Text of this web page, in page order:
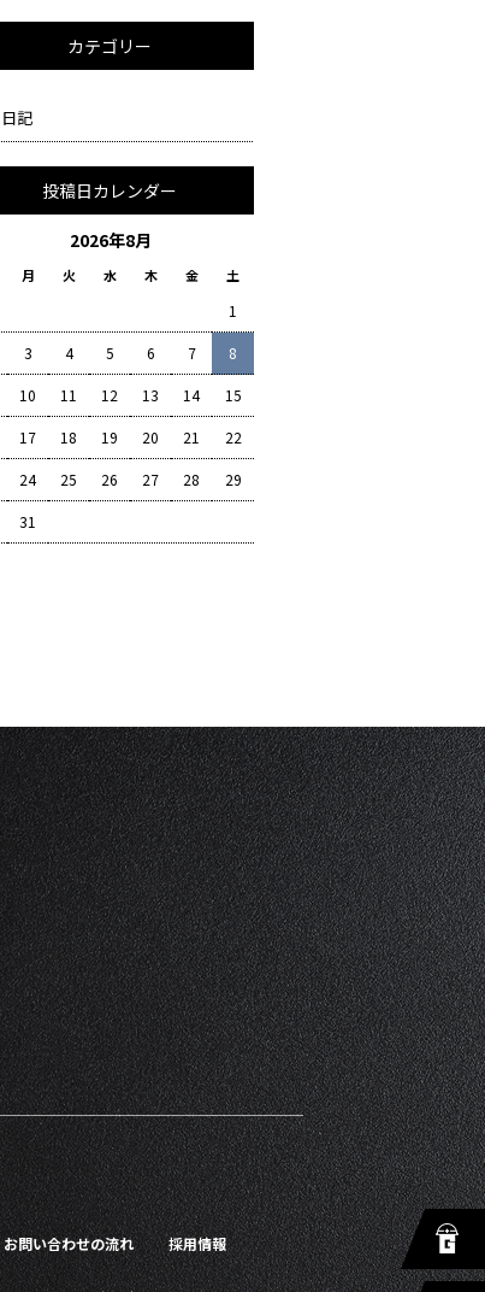
カテゴリー
日記
投稿日カレンダー
2026年8月
月 火 水 木 金 土
1
3 4 5 6 7 8
10 11 12 13 14 15
17 18 19 20 21 22
24 25 26 27 28 29
31
お問い合わせの流れ 採用情報